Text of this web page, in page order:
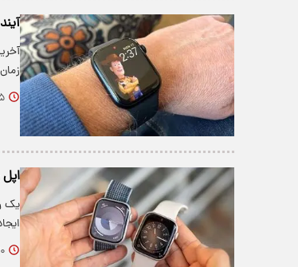
۲۵
یک
۲۰